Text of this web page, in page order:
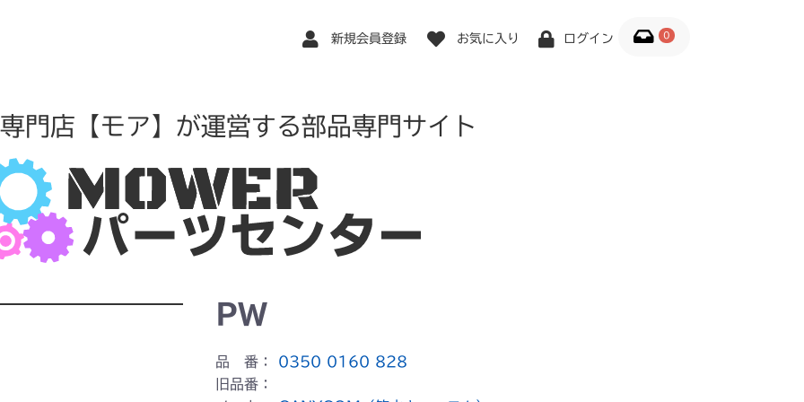
新規会員登録 お気に入り ログイン 0
門店【モア】が運営する部品専門サイト
PW
品 番： 0350 0160 828
旧品番：